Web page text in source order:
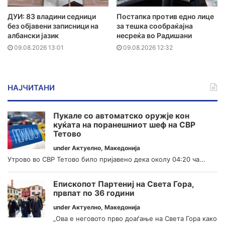
ДУИ: 83 владини седници
без објавени записници на
албански јазик
09.08.2026 13:01
Постапка против едно лице
за тешка сообраќајна
несреќа во Радишани
09.08.2026 12:32
НАЈЧИТАНИ
Пукале со автоматско оружје кон
куќата на поранешниот шеф на СВР
Тетово
under Актуелно, Македонија
Утрово во СВР Тетово било пријавено дека околу 04:20 ча...
Епископот Партениј на Света Гора,
првпат по 36 години
under Актуелно, Македонија
„Ова е неговото прво доаѓање на Света Гора како